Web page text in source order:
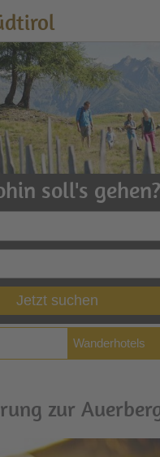
soll's gehen?
Jetzt suchen
Wanderhotels
zur